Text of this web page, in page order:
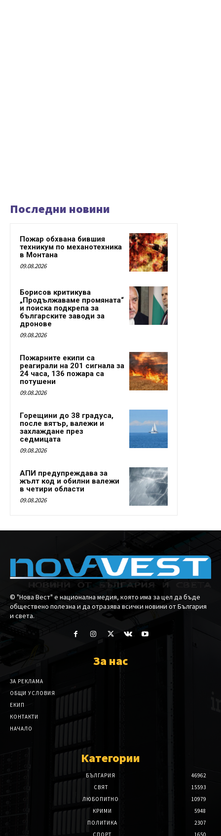
Последни новини
Пожар обхвана бившия
техникум по механотехника
в Монтана
09.08.2026
Борисов критикува
„Продължаваме промяната“
и поиска подкрепа за
българските заводи за
дронове
09.08.2026
Пожарните екипи са
реагирали на 201 сигнала за
24 часа, 136 пожара са
потушени
09.08.2026
Горещини до 38 градуса,
после вятър, валежи и
захлаждане през
седмицата
09.08.2026
АПИ предупреждава за
жълт код и обилни валежи
в четири области
09.08.2026
© "Нова Вест" е национална медия, която има за цел да бъде
обществено полезна и да отразява всички новини от България
и света.
За нас
ЗА РЕКЛАМА
ОБЩИ УСЛОВИЯ
ЕКИП
КОНТАКТИ
НАЧАЛО
Категории
БЪЛГАРИЯ
46962
СВЯТ
15593
ЛЮБОПИТНО
10979
КРИМИ
5948
ПОЛИТИКА
2307
СПОРТ
1650